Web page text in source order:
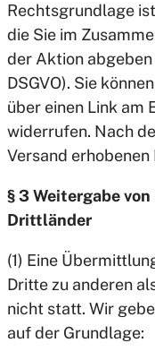
Rechtsgrundlage
die Sie im
der Aktion abgeben
DSGVO). Sie
über einen Link am
widerrufen. Nach
Versand
§ 3 Weitergabe
Drittländer
(1) Eine
Dritte zu anderen
nicht statt. Wir
auf der Grundlage: